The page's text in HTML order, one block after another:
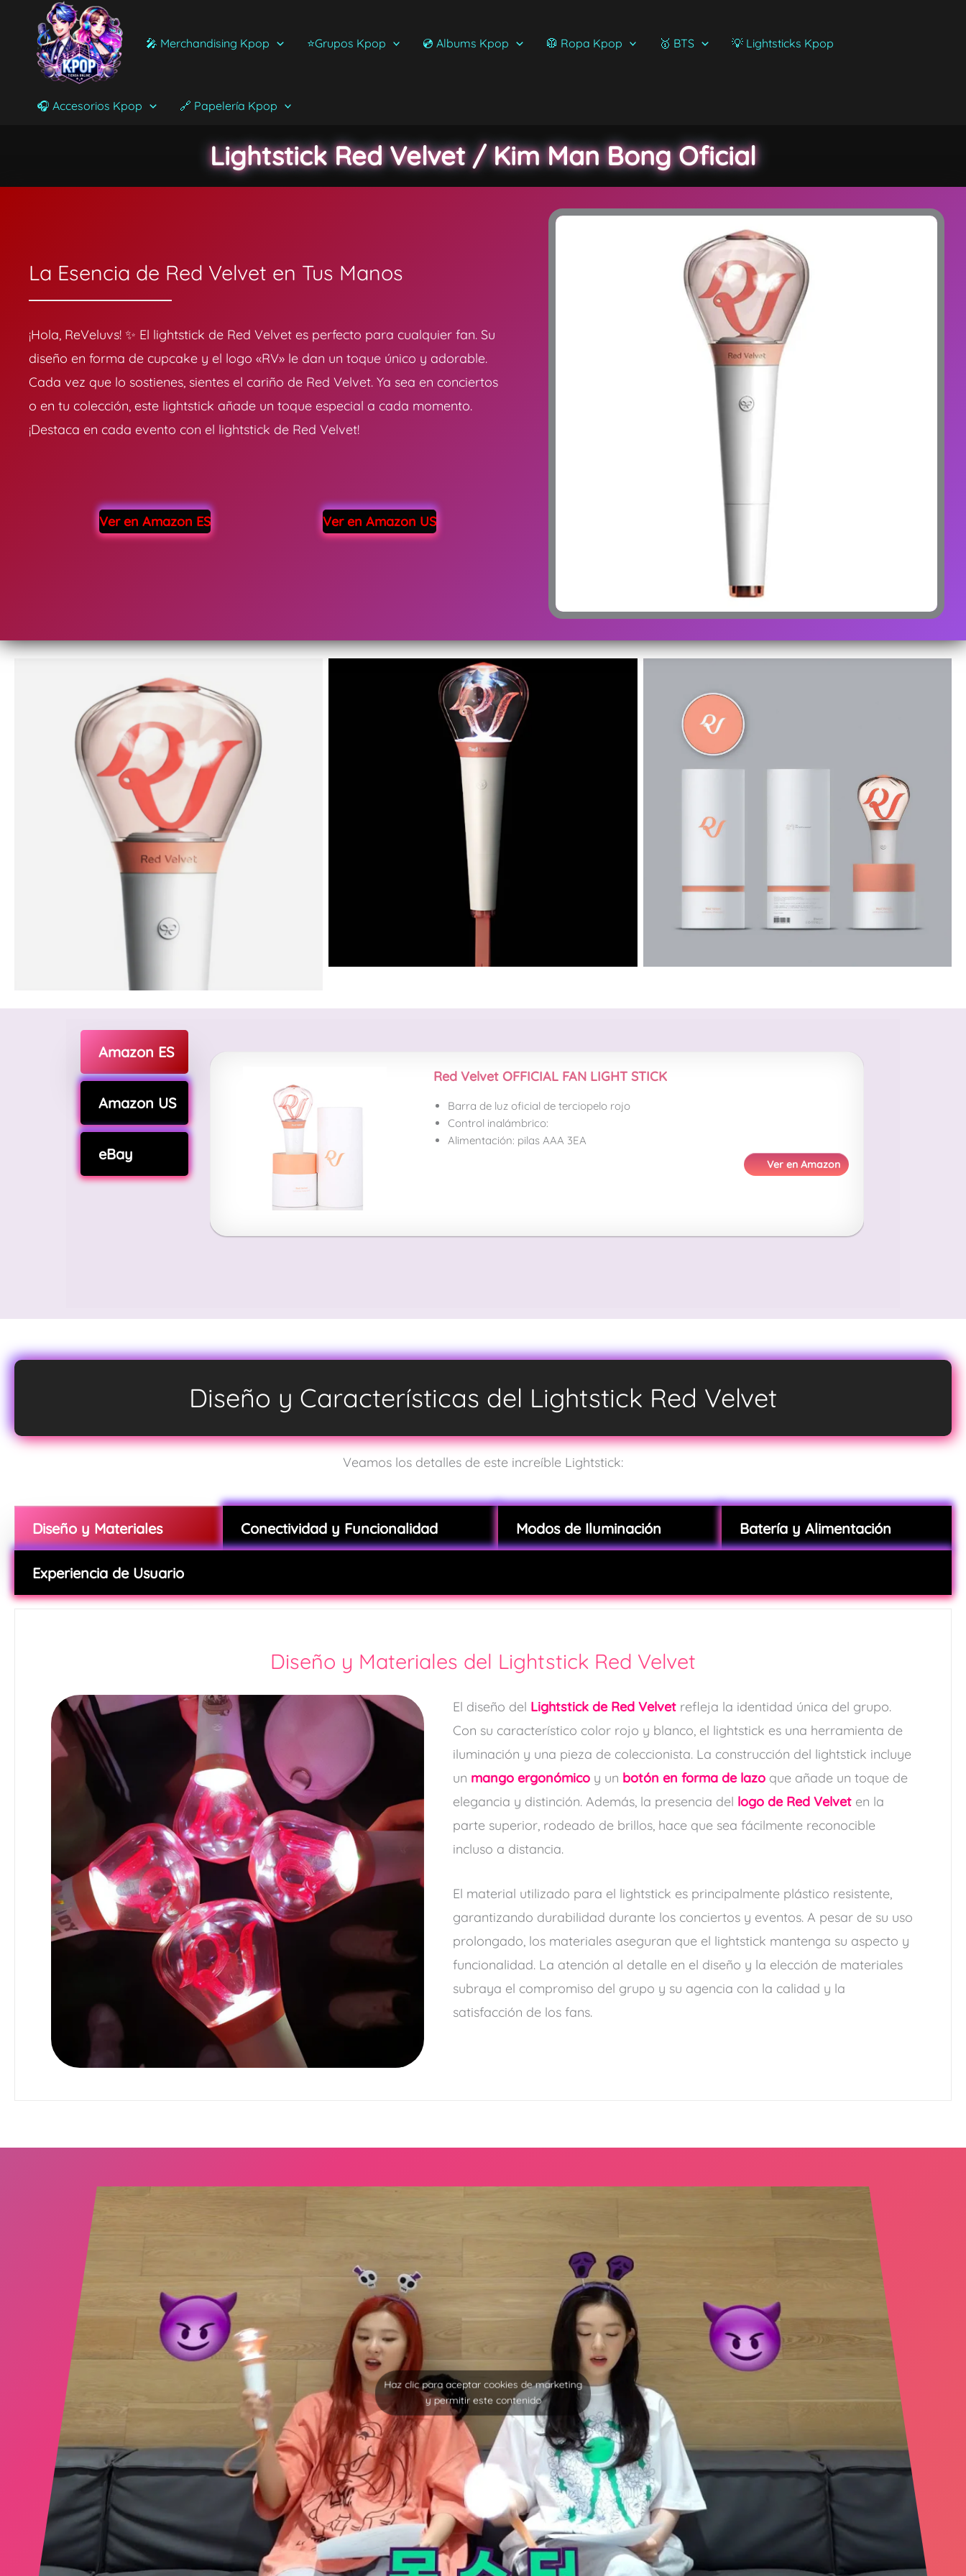
contenido
🎤 Merchandising Kpop ⭐Grupos Kpop 💿 Albums Kpop 🥼 Ropa Kpop 🥇 BTS 💡 Lightsticks Kpop
🎧 Accesorios Kpop 🔗 Papelería Kpop
Lightstick Red Velvet / Kim Man Bong Oficial
La Esencia de Red Velvet en Tus Manos
¡Hola, ReVeluvs! ✨ El lightstick de Red Velvet es perfecto para cualquier fan. Su
diseño en forma de cupcake y el logo «RV» le dan un toque único y adorable.
Cada vez que lo sostienes, sientes el cariño de Red Velvet. Ya sea en conciertos
o en tu colección, este lightstick añade un toque especial a cada momento.
¡Destaca en cada evento con el lightstick de Red Velvet!
Ver en Amazon ES Ver en Amazon US
Amazon ES
Amazon US
eBay
Red Velvet OFFICIAL FAN LIGHT STICK
Barra de luz oficial de terciopelo rojo
Control inalámbrico:
Alimentación: pilas AAA 3EA
Ver en Amazon
Diseño y Características del Lightstick Red Velvet
Veamos los detalles de este increíble Lightstick:
Diseño y Materiales Conectividad y Funcionalidad Modos de Iluminación Batería y Alimentación
Experiencia de Usuario
Diseño y Materiales del Lightstick Red Velvet
El diseño del Lightstick de Red Velvetrefleja la identidad única del grupo.
Con su característico color rojo y blanco, el lightstick es una herramienta de
iluminación y una pieza de coleccionista. La construcción del lightstick incluye
un mango ergonómicoy un botón en forma de lazoque añade un toque de
elegancia y distinción. Además, la presencia del logo de Red Velveten la
parte superior, rodeado de brillos, hace que sea fácilmente reconocible
incluso a distancia.
El material utilizado para el lightstick es principalmente plástico resistente,
garantizando durabilidad durante los conciertos y eventos. A pesar de su uso
prolongado, los materiales aseguran que el lightstick mantenga su aspecto y
funcionalidad. La atención al detalle en el diseño y la elección de materiales
subraya el compromiso del grupo y su agencia con la calidad y la
satisfacción de los fans.
Haz clic para aceptar cookies de marketing
y permitir este contenido